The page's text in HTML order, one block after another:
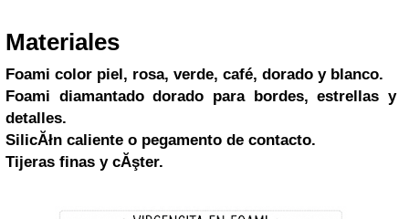
Materiales
Foami color piel, rosa, verde, café, dorado y blanco.
Foami diamantado dorado para bordes, estrellas y
detalles.
SilicĂłn caliente o pegamento de contacto.
Tijeras finas y cĂşter.